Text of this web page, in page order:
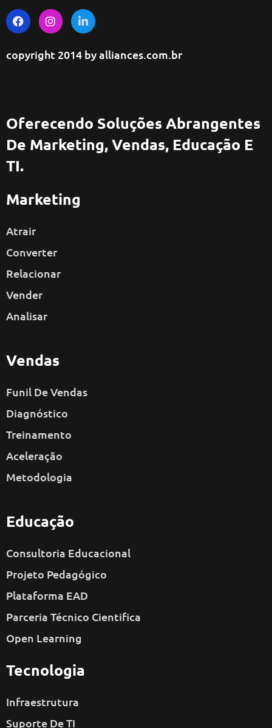
copyright 2014 byalliances.com.br
Oferecendo Soluções Abrangentes
De Marketing, Vendas, Educação E
TI.
Marketing
Atrair
Converter
Relacionar
Vender
Analisar
Vendas
Funil De Vendas
Diagnóstico
Treinamento
Aceleração
Metodologia
Educação
Consultoria Educacional
Projeto Pedagógico
Plataforma EAD
Parceria Técnico Cientifica
Open Learning
Tecnologia
Infraestrutura
Suporte De TI